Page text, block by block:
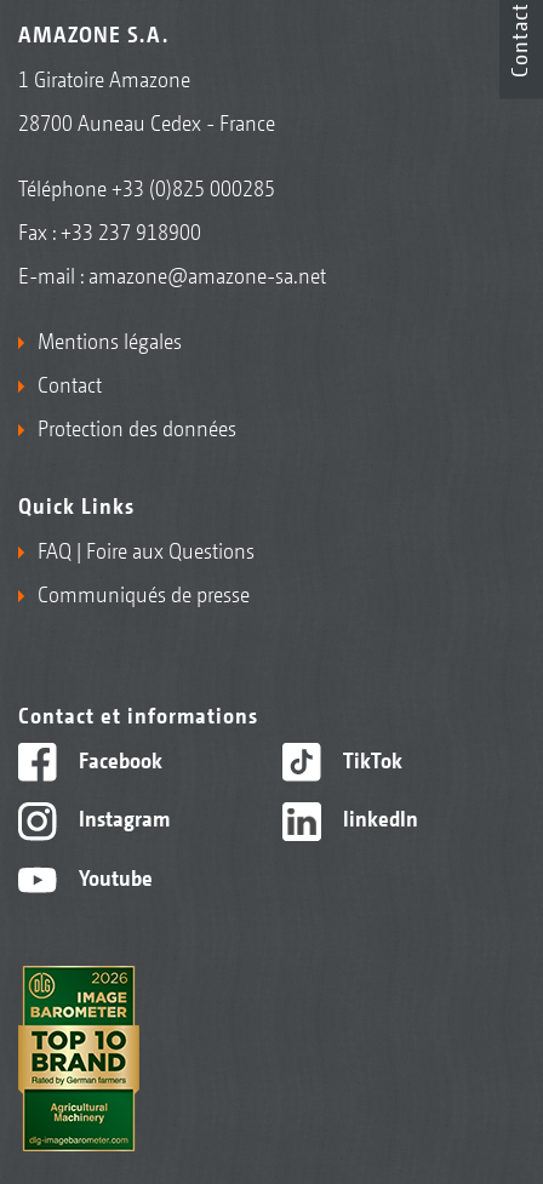
AMAZONE S.A.
1 Giratoire Amazone
28700 Auneau Cedex - France
Téléphone+33 (0)825 000285
Fax : +33 237 918900
E-mail : amazone@amazone-sa.net
Mentions légales
Contact
Protection des données
Quick Links
FAQ | Foire aux Questions
Communiqués de presse
Contact et informations
Facebook
Instagram
Youtube
TikTok
linkedIn
Contact